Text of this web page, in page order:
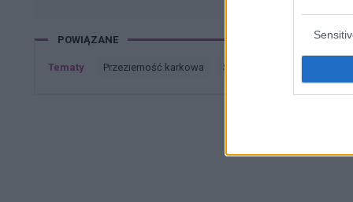
POWIĄZANE
Tematy przezierność karkowa embolizacja